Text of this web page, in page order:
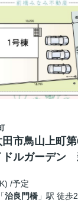
田市鳥山上町
ルガーデン
/予定
治良門橋」駅 徒歩